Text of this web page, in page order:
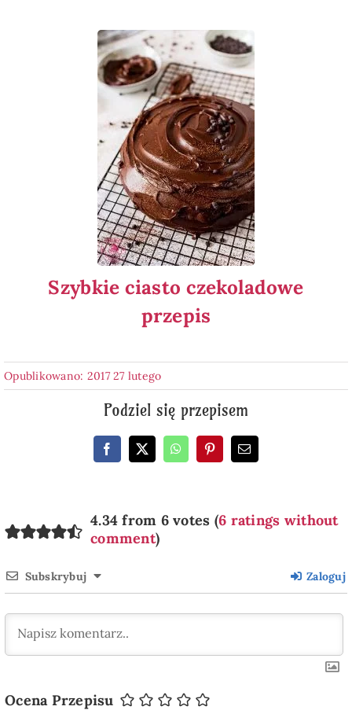
Szybkie ciasto czekoladowe
przepis
Opublikowano: 2017 27 lutego
Podziel się przepisem
4.34 from 6 votes (6 ratings without
comment)
Subskrybuj Zaloguj
Ocena Przepisu